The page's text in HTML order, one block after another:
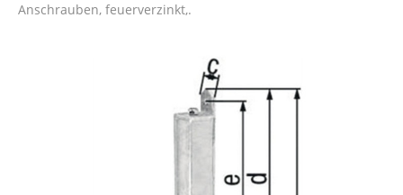
Anschrauben, feuerverzinkt,.